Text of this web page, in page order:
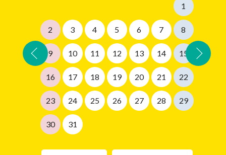
前月
1
2 3 4 5 6 7 8
9 10 11 12 13 14 15
16 17 18 19 20 21 22
23 24 25 26 27 28 29
30 31